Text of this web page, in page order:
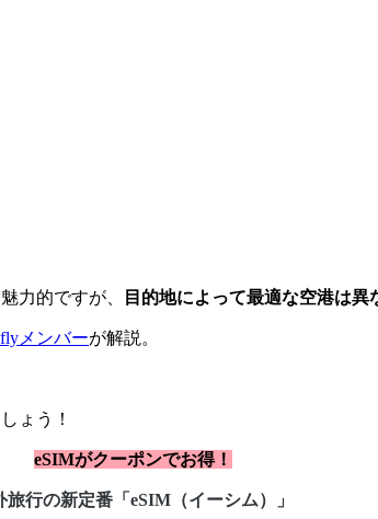
力的ですが、 目的地によって最適な空港は異
メンバーが解説。
ょう！
eSIMがクーポンでお得！
旅行の新定番「eSIM（イーシム）」